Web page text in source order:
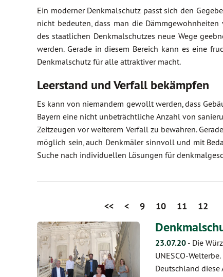
Ein moderner Denkmalschutz passt sich den
nicht bedeuten, dass man die
des staatlichen Denkmalschutzes neue Wege
werden. Gerade in diesem Bereich kann es eine
Denkmalschutz für alle attraktiver macht.
Leerstand und Verfall bekämpfen
Es kann von niemandem gewollt werden, dass
Bayern eine nicht unbeträchtliche Anzahl von
Zeitzeugen vor weiterem Verfall zu bewahren.
möglich sein, auch Denkmäler sinnvoll und mit
Suche nach individuellen Lösungen für
<< < 9 10 11 12
23.07.20 - Die
UNESCO-
Deutschland